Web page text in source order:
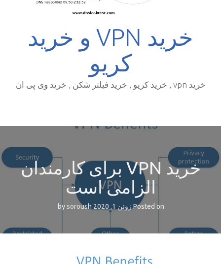
خرید VPN و خرید
کریو
خرید vpn , خرید کریو , خرید فیلتر شکن , خرید وی پی ان
خرید VPN برای کارمندان
الزامی است
Posted onژوئن 1, 2020 soroush